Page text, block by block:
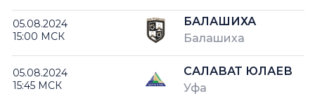
05.08.2024
15:00 МСК
БАЛАШИХА
Балашиха
05.08.2024
15:45 МСК
САЛАВАТ ЮЛАЕВ
Уфа